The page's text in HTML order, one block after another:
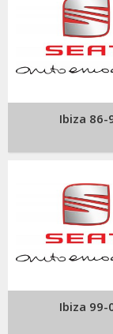
Ibiza 86-
Ibiza 99-